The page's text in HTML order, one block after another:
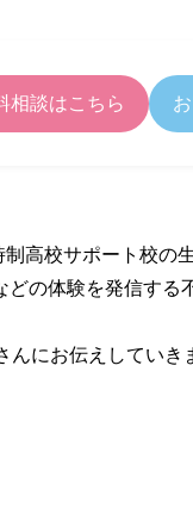
相談はこちら
高校サポート校の
どの体験を発信する
んにお伝えしていき